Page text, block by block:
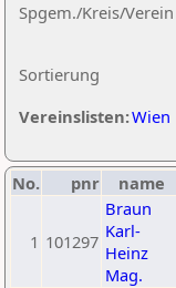
Sortierung
Spgem./Kreis/Verein
Vereinslisten:Wien
No. pnr name
1 101297
Braun
Karl-
Heinz
Mag.